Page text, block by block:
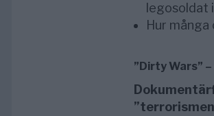
legosoldat
Hur många
”Dirty Wars”